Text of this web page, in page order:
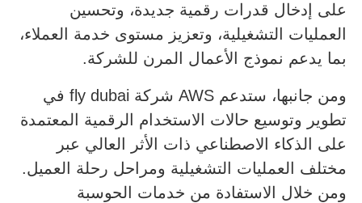
على إدخال قدرات رقمية جديدة، وتحسين
العمليات التشغيلية، وتعزيز مستوى خدمة العملاء،
بما يدعم نموذج الأعمال المرن للشركة.
ومن جانبها، ستدعم AWS شركة fly dubai في
تطوير وتوسيع حالات الاستخدام الرقمية المعتمدة
على الذكاء الاصطناعي ذات الأثر العالي عبر
مختلف العمليات التشغيلية ومراحل رحلة العميل.
ومن خلال الاستفادة من خدمات الحوسبة